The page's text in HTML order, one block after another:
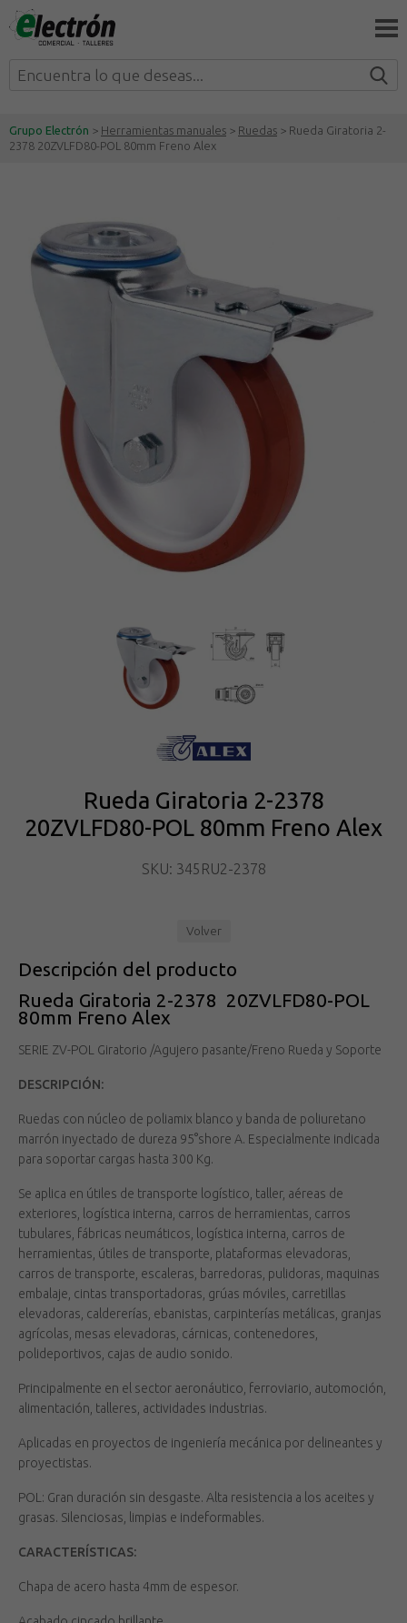
Grupo Electrón > Herramientas manuales > Ruedas > Rueda Giratoria 2-
2378 20ZVLFD80-POL 80mm Freno Alex
Rueda Giratoria 2-2378
20ZVLFD80-POL 80mm Freno Alex
SKU: 345RU2-2378
Volver
Descripción del producto
Rueda Giratoria 2-2378 20ZVLFD80-POL
80mm Freno Alex
SERIE ZV-POL Giratorio /Agujero pasante/Freno Rueda y Soporte
DESCRIPCIÓN:
Ruedas con núcleo de poliamix blanco y banda de poliuretano
marrón inyectado de dureza 95°shore A. Especialmente indicada
para soportar cargas hasta 300 Kg.
Se aplica en útiles de transporte logístico, taller, aéreas de
exteriores, logística interna, carros de herramientas, carros
tubulares, fábricas neumáticos, logística interna, carros de
herramientas, útiles de transporte, plataformas elevadoras,
carros de transporte, escaleras, barredoras, pulidoras, maquinas
embalaje, cintas transportadoras, grúas móviles, carretillas
elevadoras, caldererías, ebanistas, carpinterías metálicas, granjas
agrícolas, mesas elevadoras, cárnicas, contenedores,
polideportivos, cajas de audio sonido.
Principalmente en el sector aeronáutico, ferroviario, automoción,
alimentación, talleres, actividades industrias.
Aplicadas en proyectos de ingeniería mecánica por delineantes y
proyectistas.
POL: Gran duración sin desgaste. Alta resistencia a los aceites y
grasas. Silenciosas, limpias e indeformables.
CARACTERÍSTICAS:
Chapa de acero hasta 4mm de espesor.